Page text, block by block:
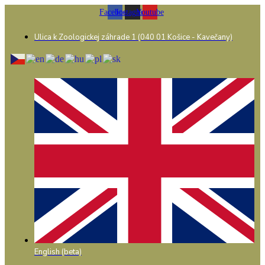
FacebookInstagramYoutube
Ulica k Zoologickej záhrade 1 (040 01 Košice - Kavečany)
English (beta)